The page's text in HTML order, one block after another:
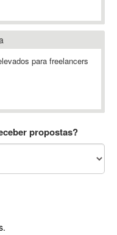
para freelancers
propostas?